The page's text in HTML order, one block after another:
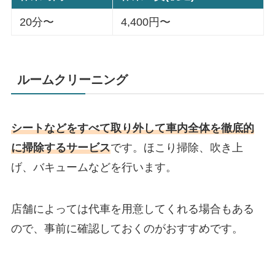
20分〜 4,400円〜
ルームクリーニング
シートなどをすべて取り外して車内全体を徹底的
に掃除するサービスです。ほこり掃除、吹き上
げ、バキュームなどを行います。
店舗によっては代車を用意してくれる場合もある
ので、事前に確認しておくのがおすすめです。